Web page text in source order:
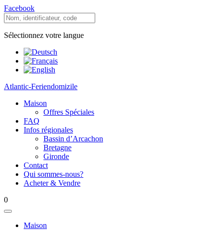
Facebook
Sélectionnez votre langue
Atlantic-Feriendomizile
Maison
Offres Spéciales
FAQ
Infos régionales
Bassin d’Arcachon
Bretagne
Gironde
Contact
Qui sommes-nous?
Acheter & Vendre
0
Maison